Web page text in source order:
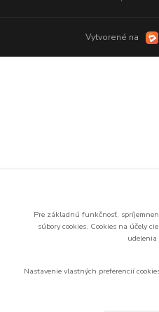
Vytvorené na
Pre základnú funkčnosť,
súbory cookies. Cookies na účely
Nastavenie vlastných preferencií